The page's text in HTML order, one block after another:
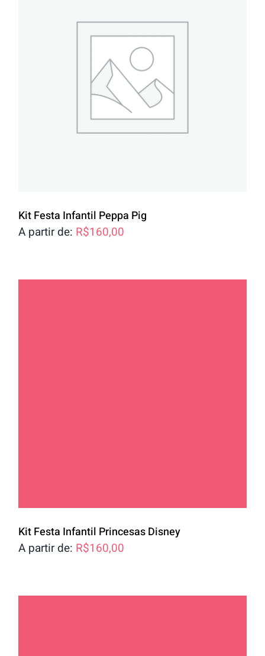
Kit Festa Infantil Peppa Pig
A partir de: R$160,00
Kit Festa Infantil Princesas Disney
A partir de: R$160,00